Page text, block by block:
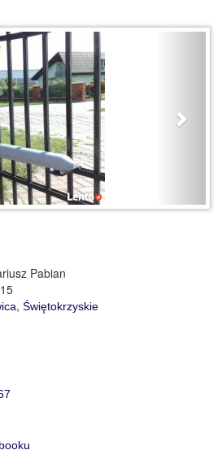
Pabian
, Świętokrzyskie